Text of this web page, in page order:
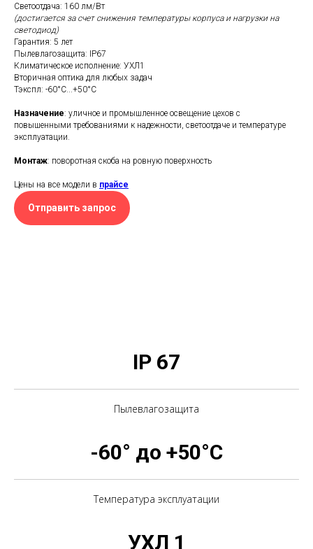
Светоотдача: 160 лм/Вт
(достигается за счет снижения температуры корпуса и нагрузки на
светодиод)
Гарантия: 5 лет
Пылевлагозащита: IP67
Климатическое исполнение: УХЛ1
Вторичная оптика для любых задач
Тэкспл: -60°C...+50°С
Назначение: уличное и промышленное освещение цехов с
повышенными требованиями к надежности, светоотдаче и температуре
эксплуатации.
Монтаж: поворотная скоба на ровную поверхность
Цены на все модели в прайсе
Отправить запрос
IP 67
Пылевлагозащита
-60° до +50°С
Температура эксплуатации
УХЛ 1